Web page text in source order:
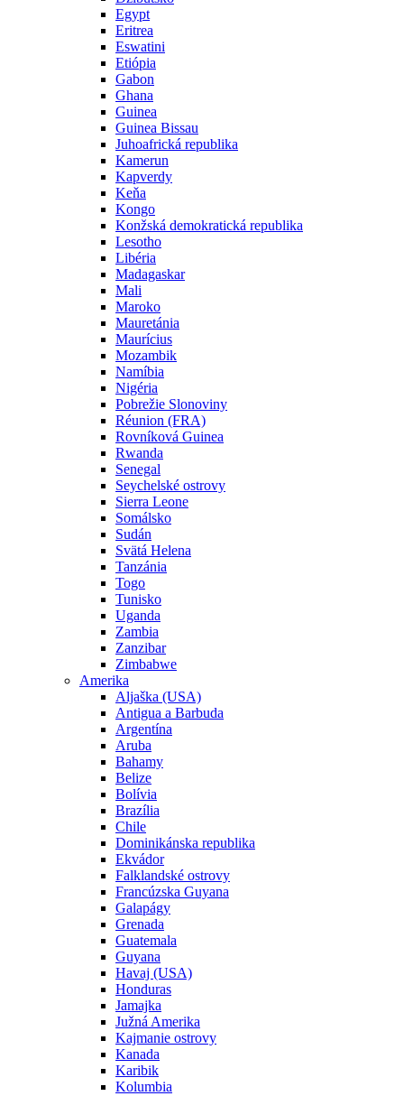
Egypt
Eritrea
Eswatini
Etiópia
Gabon
Ghana
Guinea
Guinea Bissau
Juhoafrická republika
Kamerun
Kapverdy
Keňa
Kongo
Konžská demokratická republika
Lesotho
Libéria
Madagaskar
Mali
Maroko
Mauretánia
Maurícius
Mozambik
Namíbia
Nigéria
Pobrežie Slonoviny
Réunion (FRA)
Rovníková Guinea
Rwanda
Senegal
Seychelské ostrovy
Sierra Leone
Somálsko
Sudán
Svätá Helena
Tanzánia
Togo
Tunisko
Uganda
Zambia
Zanzibar
Zimbabwe
Amerika
Aljaška (USA)
Antigua a Barbuda
Argentína
Aruba
Bahamy
Belize
Bolívia
Brazília
Chile
Dominikánska republika
Ekvádor
Falklandské ostrovy
Francúzska Guyana
Galapágy
Grenada
Guatemala
Guyana
Havaj (USA)
Honduras
Jamajka
Južná Amerika
Kajmanie ostrovy
Kanada
Karibik
Kolumbia